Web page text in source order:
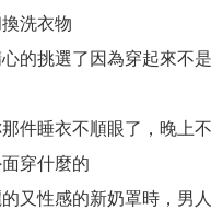
洗衣物
的挑選了因為穿起來不
件睡衣不順眼了，晚上
穿什麼的
又性感的新奶罩時，男